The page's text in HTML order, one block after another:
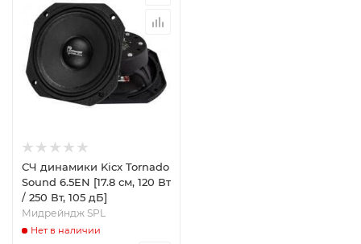
СЧ динамики Kicx Tornado
Sound 6.5EN [17.8 см, 120 Вт
/ 250 Вт, 105 дБ]
Мидрейндж SPL
Нет в наличии